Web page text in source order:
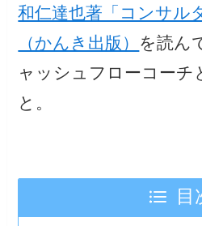
和仁達也著「コンサル
（かんき出版） を読ん
ャッシュフローコーチ
と。
目